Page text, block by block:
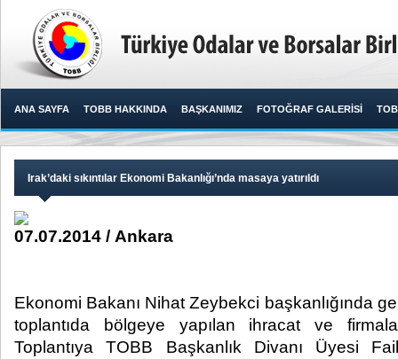
ANA SAYFA TOBB HAKKINDA BAŞKANIMIZ FOTOĞRAF GALERİSİ
Irak’daki sıkıntılar Ekonomi Bakanlığı’nda masaya yatırıldı
07.07.2014 / Ankara
Ekonomi Bakanı Nihat Zeybekci başkanlığında
toplantıda bölgeye yapılan ihracat ve
Toplantıya TOBB Başkanlık Divanı Üyesi